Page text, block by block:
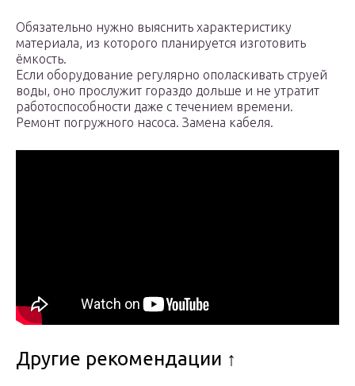
Обязательно нужно выяснить характеристику
материала, из которого планируется изготовить
ёмкость.
Если оборудование регулярно ополаскивать струей
воды, оно прослужит гораздо дольше и не утратит
работоспособности даже с течением времени.
Ремонт погружного насоса. Замена кабеля.
Другие рекомендации ↑